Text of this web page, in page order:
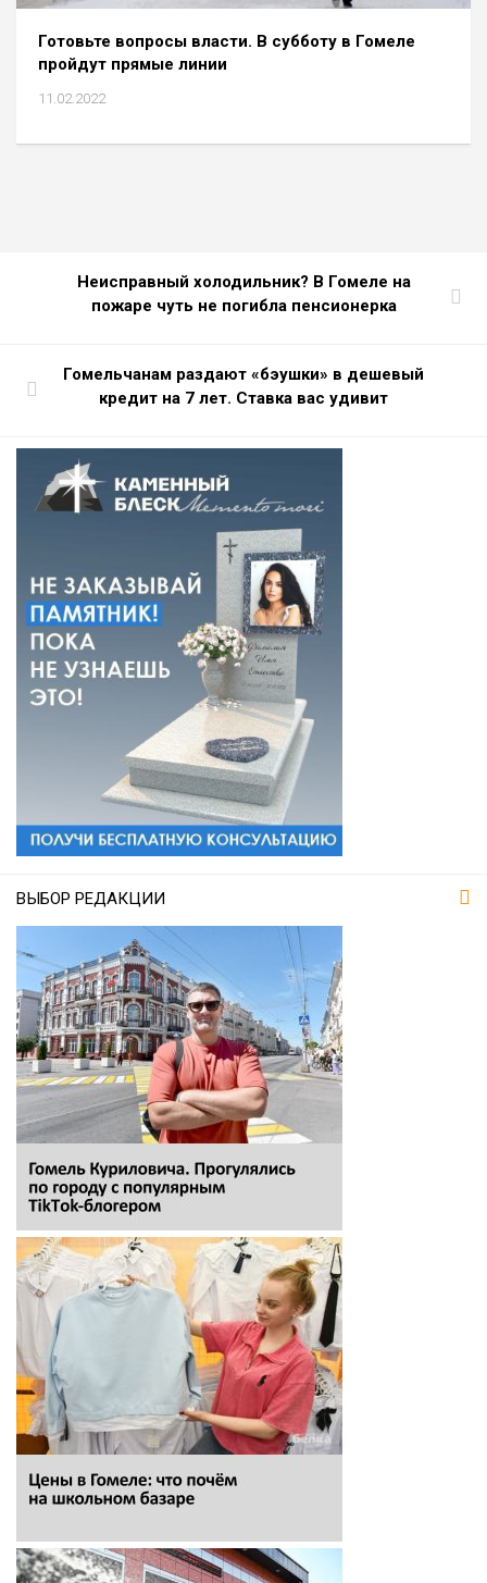
Готовьте вопросы власти. В субботу в Гомеле
пройдут прямые линии
11.02.2022
Неисправный холодильник? В Гомеле на
пожаре чуть не погибла пенсионерка
Гомельчанам раздают «бэушки» в дешевый
кредит на 7 лет. Ставка вас удивит
ВЫБОР РЕДАКЦИИ